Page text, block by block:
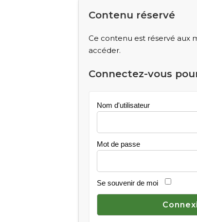
Contenu réservé
Ce contenu est réservé aux
accéder.
Connectez-vous
Nom d'utilisateur
Mot de passe
Se souvenir de moi